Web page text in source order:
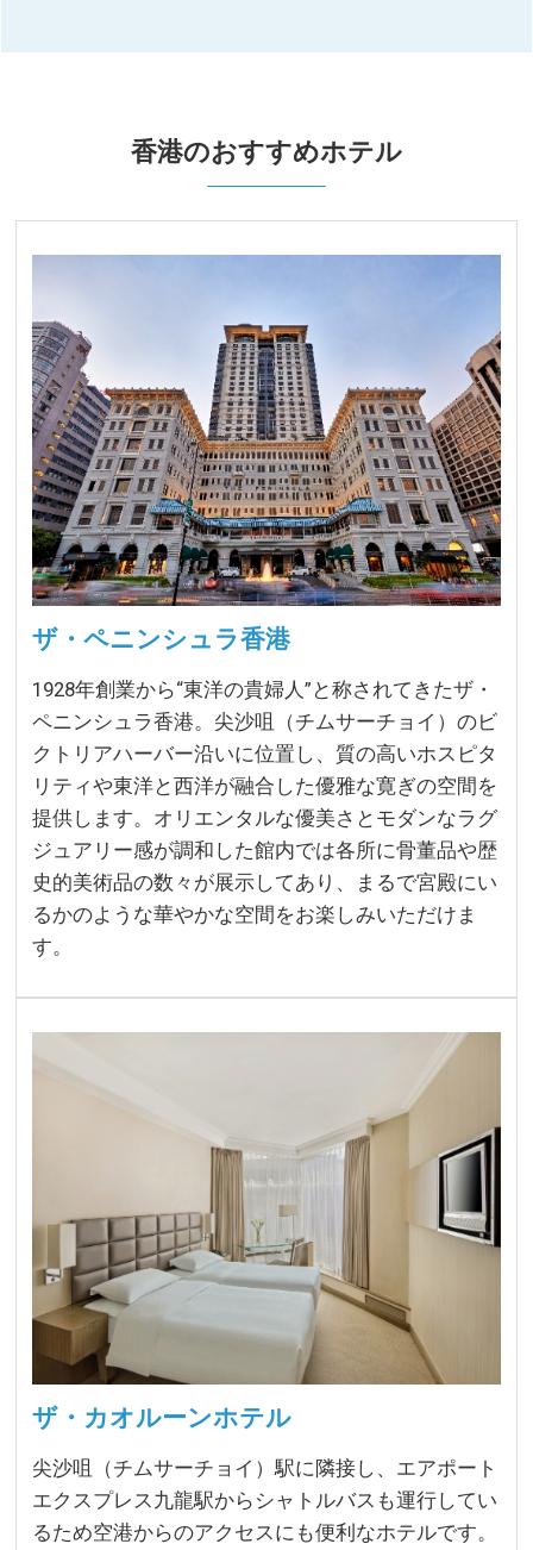
香港のおすすめホテル
ザ・ペニンシュラ香港
1928年創業から“東洋の貴婦人”と称されてきたザ・
ペニンシュラ香港。尖沙咀（チムサーチョイ）のビ
クトリアハーバー沿いに位置し、質の高いホスピタ
リティや東洋と西洋が融合した優雅な寛ぎの空間を
提供します。オリエンタルな優美さとモダンなラグ
ジュアリー感が調和した館内では各所に骨董品や歴
史的美術品の数々が展示してあり、まるで宮殿にい
るかのような華やかな空間をお楽しみいただけま
す。
ザ・カオルーンホテル
尖沙咀（チムサーチョイ）駅に隣接し、エアポート
エクスプレス九龍駅からシャトルバスも運行してい
るため空港からのアクセスにも便利なホテルです。